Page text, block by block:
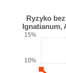
Ryzyko
Ignatianum,
10%
15%